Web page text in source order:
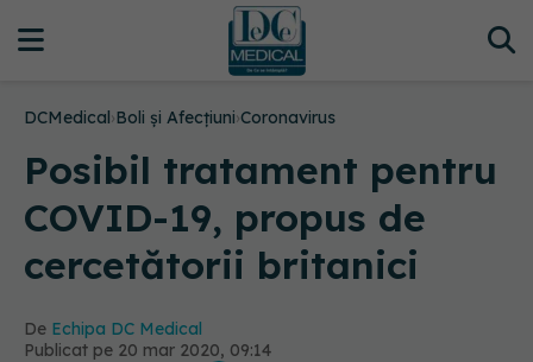
DCMedical›Boli și Afecțiuni›Coronavirus
Posibil tratament pentru
COVID-19, propus de
cercetătorii britanici
De Echipa DC Medical
Publicat pe 20 mar 2020, 09:14